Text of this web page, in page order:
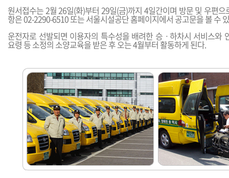
원서접수는 2월 26일(화)부터 29일(금)까지 4일간이며 방문 및 우편
항은 02-2290-6510 또는 서울시설공단 홈페이지에서 공고문을 볼 수
운전자로 선발되면 이용자의 특수성을 배려한 승ㆍ하차시 서비스와
요령 등 소정의 소양교육을 받은 후 오는 4월부터 활동하게 된다.